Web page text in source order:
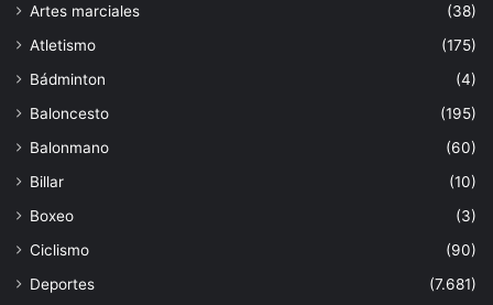
Artes marciales
(38)
Atletismo
(175)
Bádminton
(4)
Baloncesto
(195)
Balonmano
(60)
Billar
(10)
Boxeo
(3)
Ciclismo
(90)
Deportes
(7.681)